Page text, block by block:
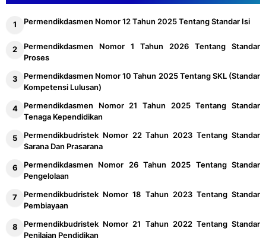
Permendikdasmen Nomor 12 Tahun 2025 Tentang Standar Isi
Permendikdasmen Nomor 1 Tahun 2026 Tentang Standar
Proses
Permendikdasmen Nomor 10 Tahun 2025 Tentang SKL (Standar
Kompetensi Lulusan)
Permendikdasmen Nomor 21 Tahun 2025 Tentang Standar
Tenaga Kependidikan
Permendikbudristek Nomor 22 Tahun 2023 Tentang Standar
Sarana Dan Prasarana
Permendikdasmen Nomor 26 Tahun 2025 Tentang Standar
Pengelolaan
Permendikbudristek Nomor 18 Tahun 2023 Tentang Standar
Pembiayaan
Permendikbudristek Nomor 21 Tahun 2022 Tentang Standar
Penilaian Pendidikan